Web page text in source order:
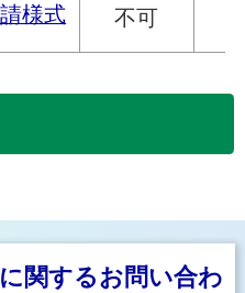
様式 不可
関するお問い合わ